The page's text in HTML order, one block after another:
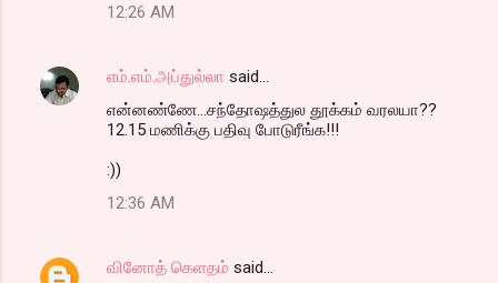
12:26 AM
எம்.எம்.அப்துல்லா said…
என்னண்ணே...சந்தோஷத்துல தூக்கம் வரலயா??
12.15 மணிக்கு பதிவு போடுரீங்க!!!
:))
12:36 AM
வினோத் கெளதம் said…